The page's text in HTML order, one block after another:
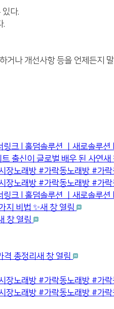
다.
.
나 개선사항 등을 언제든지
크 l 홀덤솔루션 ㅣ새로솔루션
출신이 글로벌 배우 된 사연새
노래방 #가락동노래방 #가
노래방 #가락동노래방 #가
크 l 홀덤솔루션 ㅣ새로솔루션
지 비법 ✨새 창 열림
창 열림
격 총정리새 창 열림
노래방 #가락동노래방 #가
노래방 #가락동노래방 #가